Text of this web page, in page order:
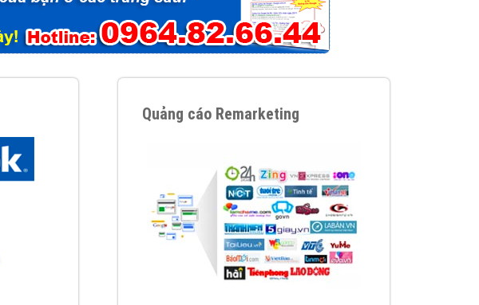
Quảng cáo Remarketing